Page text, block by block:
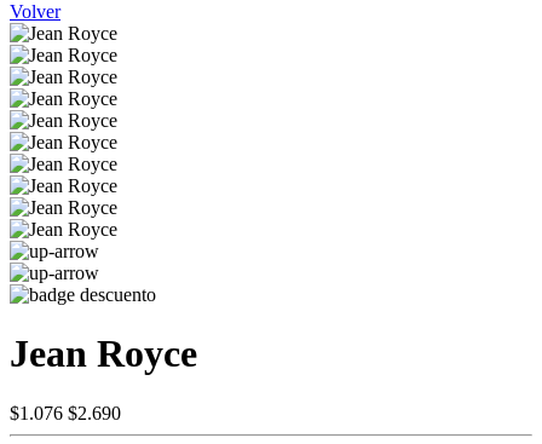
Volver
Jean Royce
$1.076 $2.690